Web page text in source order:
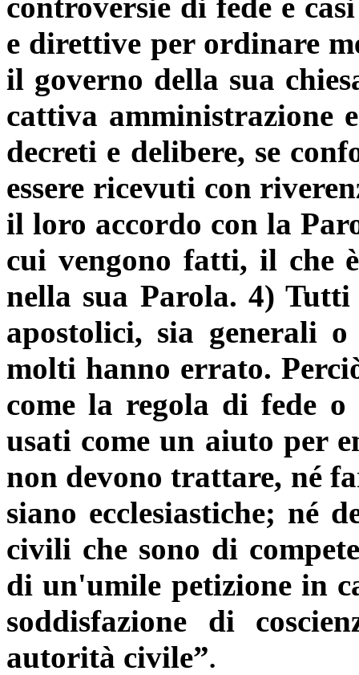
e direttive per ordinare
il governo della sua
cattiva amministrazione
decreti e delibere, se
essere ricevuti con
il loro accordo con la
cui vengono fatti, il che
nella sua Parola. 4)
apostolici, sia generali
molti hanno errato.
come la regola di fede o
usati come un aiuto per
non devono trattare, né
siano ecclesiastiche; né
civili che sono di
di un'umile petizione in
soddisfazione di
autorità civile”.